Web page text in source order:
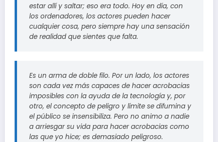
estar allí y saltar; eso era todo. Hoy en día, con
los ordenadores, los actores pueden hacer
cualquier cosa, pero siempre hay una sensación
de realidad que sientes que falta.
Es un arma de doble filo. Por un lado, los actores
son cada vez más capaces de hacer acrobacias
imposibles con la ayuda de la tecnología y, por
otro, el concepto de peligro y límite se difumina y
el público se insensibiliza. Pero no animo a nadie
a arriesgar su vida para hacer acrobacias como
las que yo hice; es demasiado peligroso.